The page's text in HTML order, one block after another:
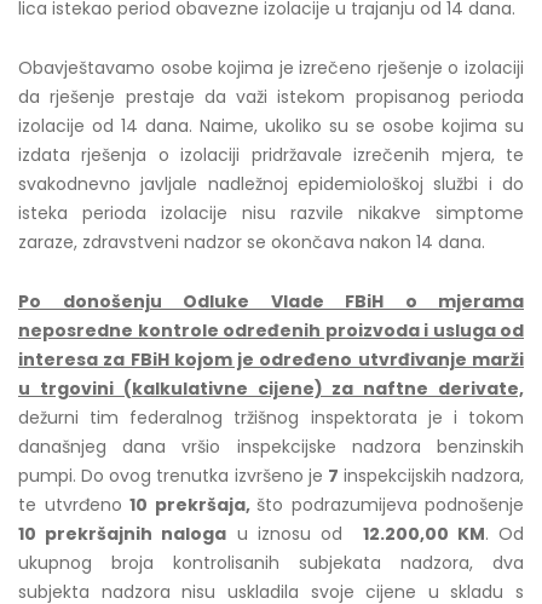
lica istekao period obavezne izolacije u trajanju od 14 dana.
Obavještavamo osobe kojima je izrečeno rješenje o izolaciji
da rješenje prestaje da važi istekom propisanog perioda
izolacije od 14 dana. Naime, ukoliko su se osobe kojima su
izdata rješenja o izolaciji pridržavale izrečenih mjera, te
svakodnevno javljale nadležnoj epidemiološkoj službi i do
isteka perioda izolacije nisu razvile nikakve simptome
zaraze, zdravstveni nadzor se okončava nakon 14 dana.
Po donošenju Odluke Vlade FBiH o mjerama
neposredne kontrole određenih proizvoda i usluga od
interesa za FBiH kojom je određeno utvrđivanje marži
u trgovini (kalkulativne cijene) za naftne derivate,
dežurni tim federalnog tržišnog inspektorata je i tokom
današnjeg dana vršio inspekcijske nadzora benzinskih
pumpi. Do ovog trenutka izvršeno je 7 inspekcijskih nadzora,
te utvrđeno 10 prekršaja, što podrazumijeva podnošenje
10 prekršajnih naloga u iznosu od 12.200,00 KM. Od
ukupnog broja kontrolisanih subjekata nadzora, dva
subjekta nadzora nisu uskladila svoje cijene u skladu s